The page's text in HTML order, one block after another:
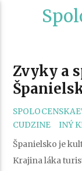
Zvyky a
CUDZINE
TAGS
INÝ
Španielsko je
Krajina láka